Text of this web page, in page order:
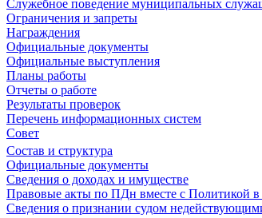
Служебное поведение муниципальных
Ограничения и запреты
Награждения
Официальные документы
Официальные выступления
Планы работы
Отчеты о работе
Результаты проверок
Перечень информационных систем
Совет
Состав и структура
Официальные документы
Сведения о доходах и имуществе
Правовые акты по ПДн вместе с Политикой
Сведения о признании судом